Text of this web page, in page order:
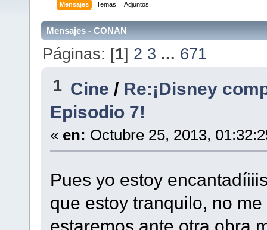
Mensajes Temas Adjuntos
Mensajes - CONAN
Páginas: [1] 2 3 ... 671
1 Cine/ Re:¡Disney
Episodio 7!
« en: Octubre 25, 2013,
Pues yo estoy
que estoy tranquilo, no
estaremos ante otra obra